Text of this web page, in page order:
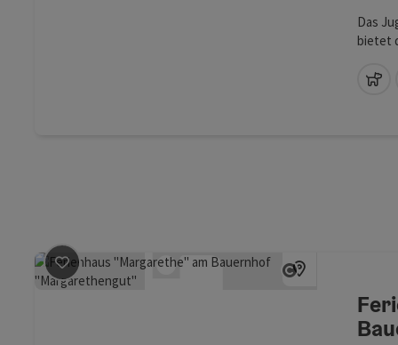
Das
bietet
Copyright
Beitrag merken: Ferienhaus "Margarethe" am